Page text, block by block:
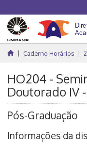
Caderno Horários
HO204 -
Doutorado IV
Pós-Graduação
Informações da